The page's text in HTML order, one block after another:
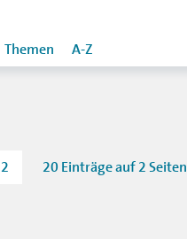
Themen A-Z
2 20 Einträge auf 2 Seiten